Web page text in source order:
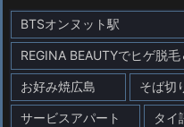
BTSオンヌット駅
REGINA BEAUTYでヒゲ脱
お好み焼広島 そば切
サービスアパート タイ